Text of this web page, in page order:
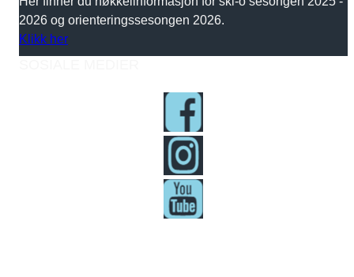
2026 og orienteringssesongen 2026.
Klikk her